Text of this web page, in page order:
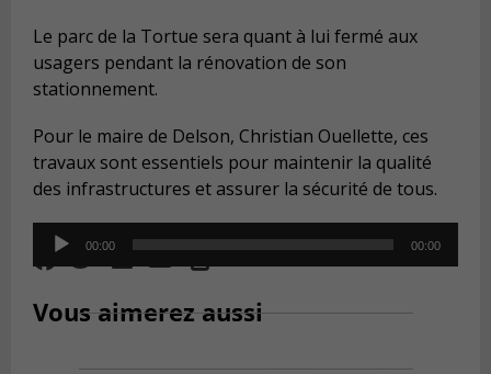
Le parc de la Tortue sera quant à lui fermé aux
usagers pendant la rénovation de son
stationnement.
Pour le maire de Delson, Christian Ouellette, ces
travaux sont essentiels pour maintenir la qualité
des infrastructures et assurer la sécurité de tous.
Audio
Player
00:00 00:00
Vous aimerez aussi